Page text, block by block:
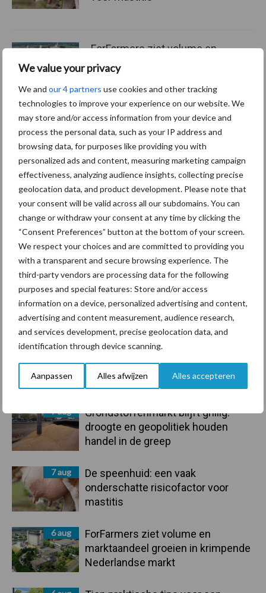
We value your privacy
We and our 4 partners use cookies and other tracking
technologies to improve your experience on our website. We
may store and/or access information from your device and
process the personal data, such as your IP address and
browsing data, for purposes like providing you with
personalized ads and content, measuring marketing campaign
effectiveness, analyzing audience insights, collecting precise
geolocation data, and product development. Please note that
your consent will be valid across all our subdomains. You can
change or withdraw your consent at any time by clicking the
“Consent Preferences” button at the bottom of your screen.
We respect your choices and are committed to providing you
with a transparent and secure browsing experience. The
third-party vendors are processing data for the following
purposes and special features: Store and/or access
information on a device, personalized advertising and content,
advertising and content measurement, audience research,
and services development, precise geolocation data, and
identification through device scanning.
Aanpassen Alles afwijzen Alles accepteren
Primaire
Recent nieuws Partner nieuws
7 aug
Grondstoffenmarkt blijft grillig:
droogte en geopolitiek houden
handel in de greep
7 aug
De speenhuid: een vaak
onderschatte risicofactor voor
mastitis
6 aug
ForFarmers ziet volume en
marktaandeel groeien in krimpende
Nederlandse markt
ForFarmers ziet volume en
marktaandeel groeien in
krimpende Nederlandse
markt
Themapagina's
Diergezondheid Bemesting Fokkerij
Bedrijfsnieuws
Ligbox &
Voerhekken
Toon meer